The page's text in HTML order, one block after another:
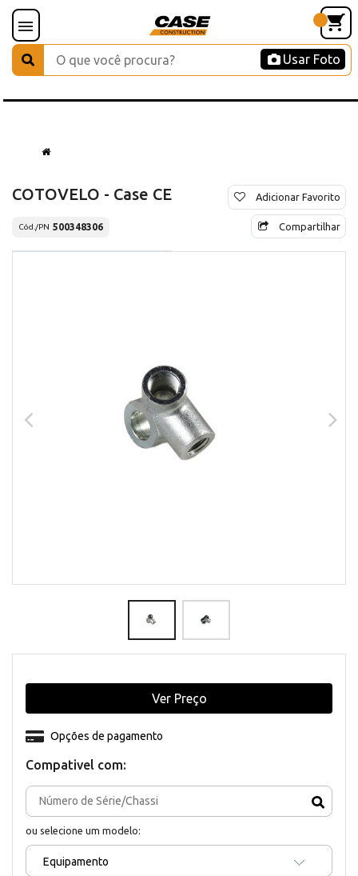
Usar Foto
COTOVELO - Case CE
Cód./PN 500348306
Adicionar Favorito
Compartilhar
Compativel com:
ou selecione um modelo:
Equipamento
Opções de pagamento
Ver Preço